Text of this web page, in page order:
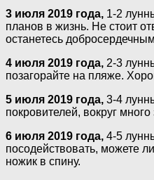
3 июля 2019 года, 1-2
планов в жизнь. Не стоит
останетесь
4 июля 2019 года, 2-3
позагорайте на пляже.
5 июля 2019 года, 3-4
покровителей, вокруг
6 июля 2019 года, 4-5
посодействовать, можете
ножик в спину.